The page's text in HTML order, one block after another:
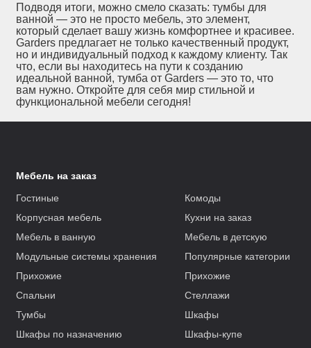
Подводя итоги, можно смело сказать: тумбы для
ванной — это не просто мебель, это элемент,
который сделает вашу жизнь комфортнее и красивее.
Garders предлагает не только качественный продукт,
но и индивидуальный подход к каждому клиенту. Так
что, если вы находитесь на пути к созданию
идеальной ванной, тумба от Garders — это то, что
вам нужно. Откройте для себя мир стильной и
функциональной мебели сегодня!
Мебель на заказ
Гостиные
Комоды
Корпусная мебель
Кухни на заказ
Мебель в ванную
Мебель в детскую
Модульные системы хранения
Популярные категории
Прихожие
Прихожие
Спальни
Стеллажи
Тумбы
Шкафы
Шкафы по назначению
Шкафы-купе